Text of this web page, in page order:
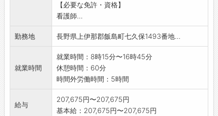
【必要な免許・資格】
看護師...
勤務地 長野県上伊那郡飯島町七久保1493番地...
就業時間
就業時間：8時15分〜16時45分
休憩時間：60分
時間外労働時間：5時間
給与
207,675円〜207,675円
基本給：207,675円〜207,675円